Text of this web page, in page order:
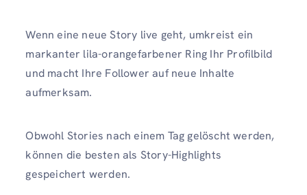
Wenn eine neue Story live geht, umkreist ein
markanter lila-orangefarbener Ring Ihr Profilbild
und macht Ihre Follower auf neue Inhalte
aufmerksam.
Obwohl Stories nach einem Tag gelöscht werden,
können die besten als Story-Highlights
gespeichert werden.